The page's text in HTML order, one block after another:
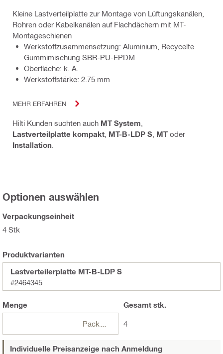
Kleine Lastverteilplatte zur Montage von Lüftungskanälen,
Rohren oder Kabelkanälen auf Flachdächern mit MT-
Montageschienen
Werkstoffzusammensetzung: Aluminium, Recycelte
Gummimischung SBR-PU-EPDM
Oberfläche: k. A.
Werkstoffstärke: 2.75 mm
MEHR ERFAHREN
Hilti Kunden suchten auch MT System
Lastverteilplatte kompakt MT-B-LDP S MT oder
Installation
Optionen auswählen
Verpackungseinheit
4 Stk
Produktvarianten
Lastverteilerplatte MT-B-LDP S
#2464345
Menge
Packungen
Gesamtstk.
4
Individuelle Preisanzeige nach Anmeldung